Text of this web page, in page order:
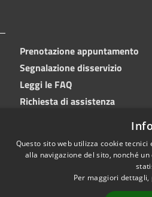
Prenotazione appuntamento
Segnalazione disservizio
Leggi le FAQ
Richiesta di assistenza
Questo sito web utilizza cookie
alla navigazione del sito, nonché
Per maggiori dettagli,